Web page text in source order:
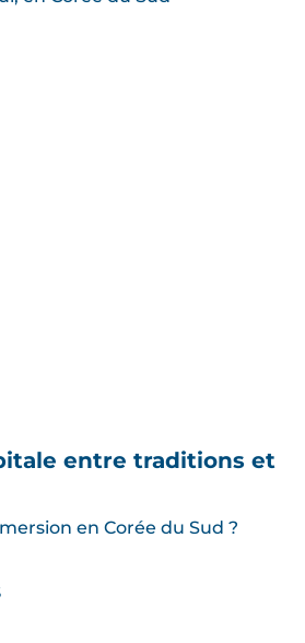
entre traditions et
en Corée du Sud ?